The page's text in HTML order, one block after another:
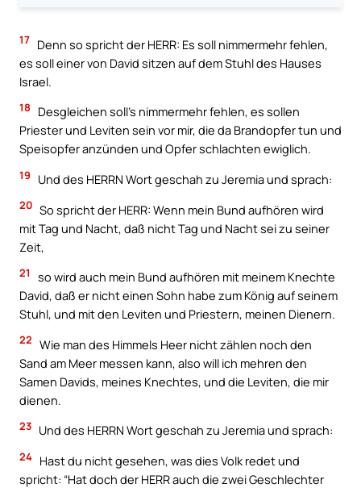
17 Denn so spricht der HERR: Es soll nimmermehr fehlen,
es soll einer von David sitzen auf dem Stuhl des Hauses
Israel.
18
Desgleichen soll’s nimmermehr fehlen, es sollen
Priester und Leviten sein vor mir, die da Brandopfer tun und
Speisopfer anzünden und Opfer schlachten ewiglich.
19 Und des HERRN Wort geschah zu Jeremia und sprach:
20 So spricht der HERR: Wenn mein Bund aufhören wird
mit Tag und Nacht, daß nicht Tag und Nacht sei zu seiner
Zeit,
21
so wird auch mein Bund aufhören mit meinem Knechte
David, daß er nicht einen Sohn habe zum König auf seinem
Stuhl, und mit den Leviten und Priestern, meinen Dienern.
22 Wie man des Himmels Heer nicht zählen noch den
Sand am Meer messen kann, also will ich mehren den
Samen Davids, meines Knechtes, und die Leviten, die mir
dienen.
23 Und des HERRN Wort geschah zu Jeremia und sprach:
24 Hast du nicht gesehen, was dies Volk redet und
spricht: “Hat doch der HERR auch die zwei Geschlechter